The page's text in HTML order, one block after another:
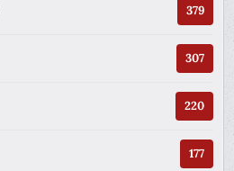
379
307
220
177